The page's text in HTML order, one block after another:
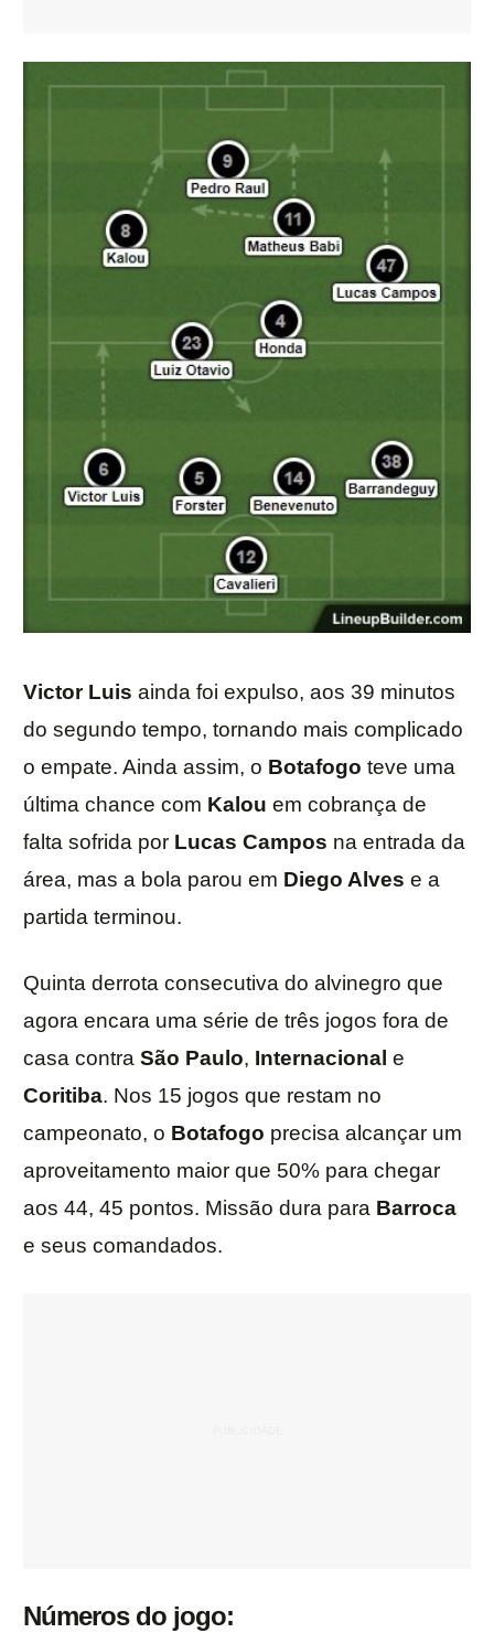
Victor Luis ainda foi expulso, aos 39 minutos
do segundo tempo, tornando mais complicado
o empate. Ainda assim, o Botafogo teve uma
última chance com Kalou em cobrança de
falta sofrida por Lucas Campos na entrada da
área, mas a bola parou em Diego Alves e a
partida terminou.
Quinta derrota consecutiva do alvinegro que
agora encara uma série de três jogos fora de
casa contra São Paulo, Internacional e
Coritiba. Nos 15 jogos que restam no
campeonato, o Botafogo precisa alcançar um
aproveitamento maior que 50% para chegar
aos 44, 45 pontos. Missão dura para Barroca
e seus comandados.
Números do jogo: